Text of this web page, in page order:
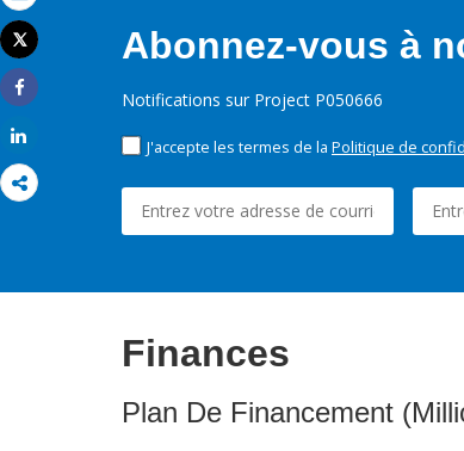
Email
Imprimer
Tweet
Share
Abonnez-vous à
Notifications sur Project P050666
J'accepte les termes de la Politique de
Finances
Plan De Financement